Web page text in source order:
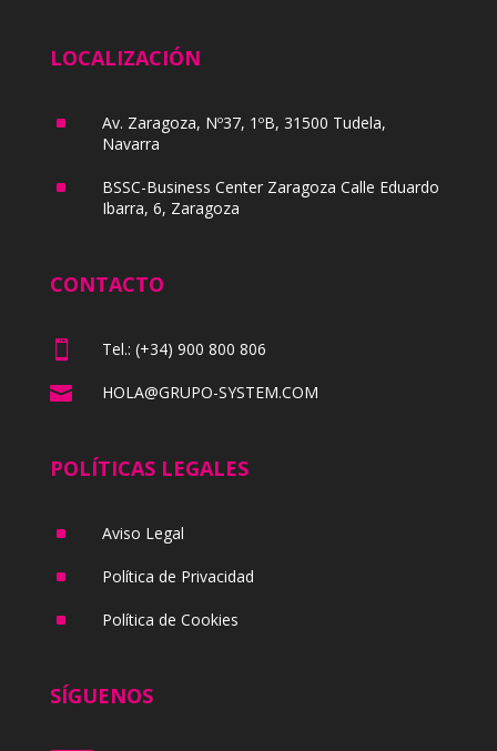
LOCALIZACIÓN
^
Av. Zaragoza, Nº37, 1ºB, 31500 Tudela,
Navarra
^
BSSC-Business Center Zaragoza Calle Eduardo
Ibarra, 6, Zaragoza
CONTACTO
 Tel.: (+34) 900 800 806
 HOLA@GRUPO-SYSTEM.COM
POLÍTICAS LEGALES
^ Aviso Legal
^ Política de Privacidad
^ Política de Cookies
SÍGUENOS